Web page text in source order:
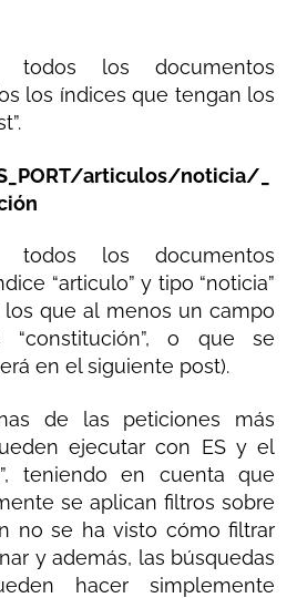
todos los documentos
los índices que tengan los
articulos/noticia/_
todos los documentos
“articulo” y tipo “noticia”
que al menos un campo
o que se
en el siguiente post).
de las peticiones más
ejecutar con ES y el
teniendo en cuenta que
se aplican filtros sobre
no se ha visto cómo filtrar
y además, las búsquedas
hacer simplemente